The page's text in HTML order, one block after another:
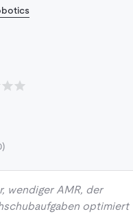
wendiger AMR, der
optimiert